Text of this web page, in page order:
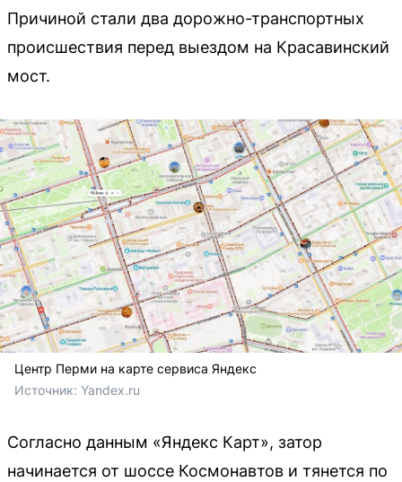
Причиной стали два дорожно-транспортных
происшествия перед выездом на Красавинский
мост.
Центр Перми на карте сервиса Яндекс
Источник: Yandex.ru
Согласно данным «Яндекс Карт», затор
начинается от шоссе Космонавтов и тянется по